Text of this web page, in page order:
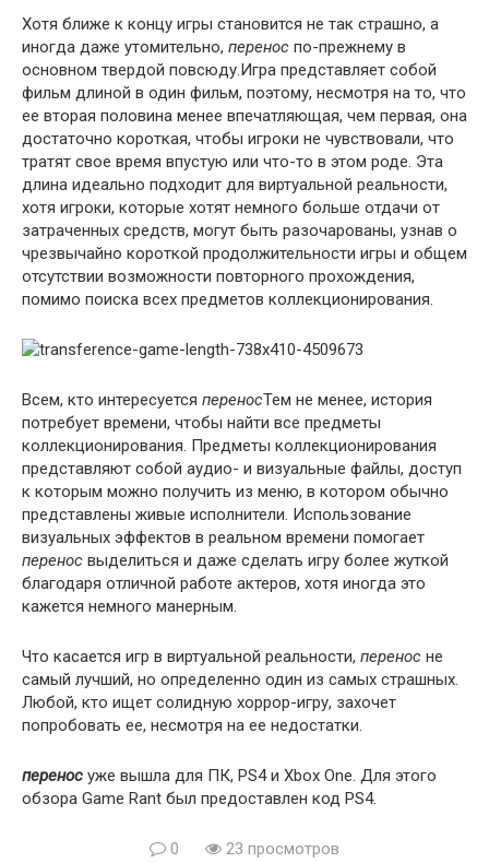
Хотя ближе к концу игры становится не так страшно, а
иногда даже утомительно, перенос по-прежнему в
основном твердой повсюду.Игра представляет собой
фильм длиной в один фильм, поэтому, несмотря на то, что
ее вторая половина менее впечатляющая, чем первая, она
достаточно короткая, чтобы игроки не чувствовали, что
тратят свое время впустую или что-то в этом роде. Эта
длина идеально подходит для виртуальной реальности,
хотя игроки, которые хотят немного больше отдачи от
затраченных средств, могут быть разочарованы, узнав о
чрезвычайно короткой продолжительности игры и общем
отсутствии возможности повторного прохождения,
помимо поиска всех предметов коллекционирования.
Всем, кто интересуется переносТем не менее, история
потребует времени, чтобы найти все предметы
коллекционирования. Предметы коллекционирования
представляют собой аудио- и визуальные файлы, доступ
к которым можно получить из меню, в котором обычно
представлены живые исполнители. Использование
визуальных эффектов в реальном времени помогает
перенос выделиться и даже сделать игру более жуткой
благодаря отличной работе актеров, хотя иногда это
кажется немного манерным.
Что касается игр в виртуальной реальности, перенос не
самый лучший, но определенно один из самых страшных.
Любой, кто ищет солидную хоррор-игру, захочет
попробовать ее, несмотря на ее недостатки.
перенос уже вышла для ПК, PS4 и Xbox One. Для этого
обзора Game Rant был предоставлен код PS4.
0 23 просмотров